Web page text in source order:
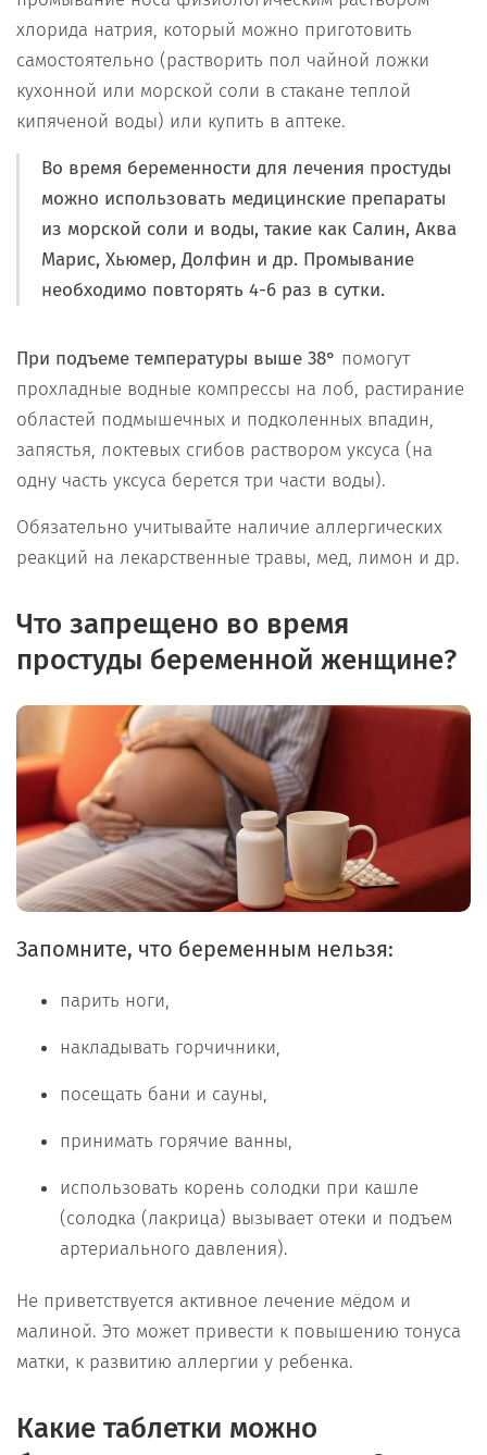
хлорида натрия, который можно приготовить
самостоятельно (растворить пол чайной ложки
кухонной или морской соли в стакане теплой
кипяченой воды) или купить в аптеке.
Во время беременности для лечения простуды
можно использовать медицинские препараты
из морской соли и воды, такие как Салин, Аква
Марис, Хьюмер, Долфин и др. Промывание
необходимо повторять 4-6 раз в сутки.
При подъеме температуры выше 38° помогут
прохладные водные компрессы на лоб, растирание
областей подмышечных и подколенных впадин,
запястья, локтевых сгибов раствором уксуса (на
одну часть уксуса берется три части воды).
Обязательно учитывайте наличие аллергических
реакций на лекарственные травы, мед, лимон и др.
Что запрещено во время
простуды беременной женщине?
Запомните, что беременным нельзя:
парить ноги,
накладывать горчичники,
посещать бани и сауны,
принимать горячие ванны,
использовать корень солодки при кашле
(солодка (лакрица) вызывает отеки и подъем
артериального давления).
Не приветствуется активное лечение мёдом и
малиной. Это может привести к повышению тонуса
матки, к развитию аллергии у ребенка.
Какие таблетки можно